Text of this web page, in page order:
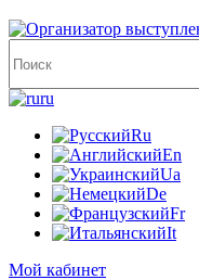
ru
Ru
En
Ua
De
Fr
It
Мой кабинет